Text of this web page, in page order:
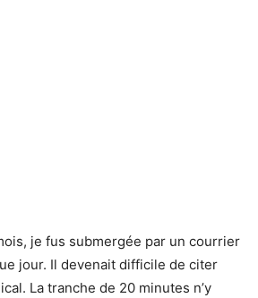
je fus submergée par un courrier
jour. Il devenait difficile de citer
La tranche de 20 minutes n’y